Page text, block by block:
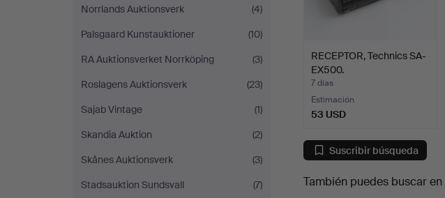
Norrlands Auktionsverk
(4)
Palsgaard Kunstauktioner
(10)
RA Auktionsverket Norrköping
(3)
Roslagens Auktionsverk
(23)
Sajab Vintage
(1)
Skandia Auktion
(2)
Skånes Auktionsverk
(3)
Stadsauktion Sundsvall
(7)
RECEPTOR, Technics SA-
EX500.
7 días
Estimación
53 USD
Suscribir búsqueda
También puedes buscar en